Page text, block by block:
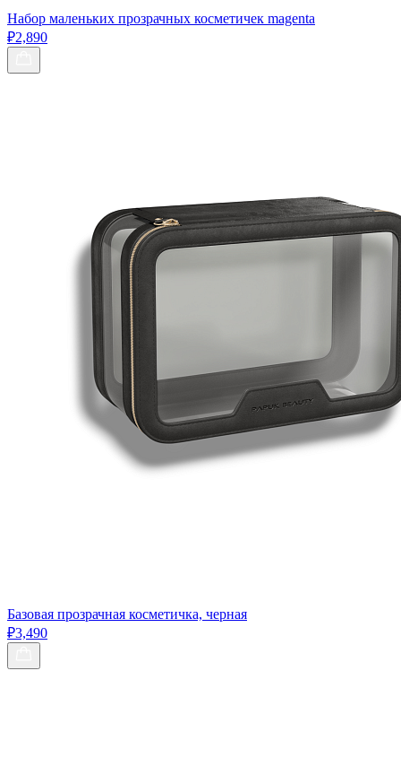
Набор маленьких прозрачных косметичек magenta
₽2,890
Базовая прозрачная косметичка, черная
₽3,490